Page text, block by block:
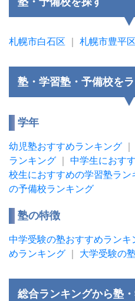
札幌市白石区 札幌市豊平区
塾・学習塾・予備校を
学年
幼児塾おすすめランキング
ランキング
中学生におす
校生におすすめの学習塾ラン
の予備校ランキング
塾の特徴
中学受験の塾おすすめランキ
めランキング
大学受験の
総合ランキングから塾